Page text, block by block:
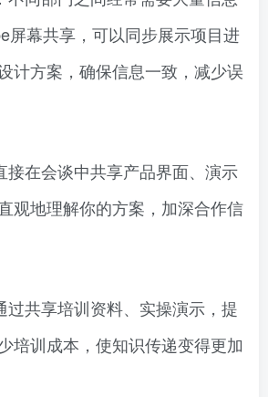
屏幕共享，可以同步展示项目进
计方案，确保信息一致，减少误
接在会谈中共享产品界面、演示
观地理解你的方案，加深合作信
过共享培训资料、实操演示，提
培训成本，使知识传递变得更加